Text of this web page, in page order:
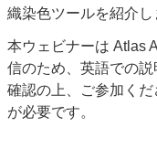
織染色ツールを紹介し
本ウェビナーは Atlas
信のため、英語での
確認の上、ご参加く
が必要です。